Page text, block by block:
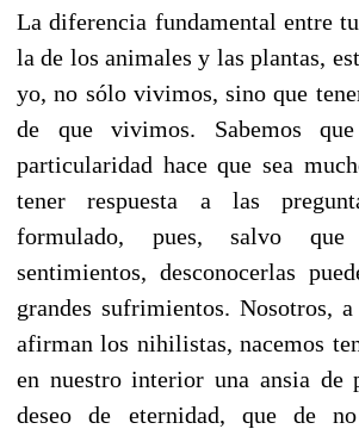
La diferencia fundamental entre
la de los animales y las plantas,
yo, no sólo vivimos, sino que
de que vivimos. Sabemos
particularidad hace que sea
tener respuesta a las
formulado, pues, salvo que
sentimientos, desconocerlas
grandes sufrimientos. Nosotros,
afirman los nihilistas, nacemos
en nuestro interior una ansia de
deseo de eternidad, que de